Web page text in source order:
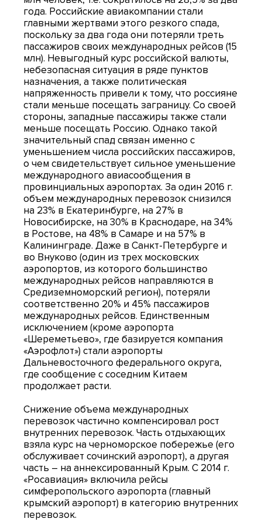
года. Российские авиакомпании стали
главными жертвами этого резкого спада,
поскольку за два года они потеряли треть
пассажиров своих международных рейсов (15
млн). Невыгодный курс российской валюты,
небезопасная ситуация в ряде пунктов
назначения, а также политическая
напряженность привели к тому, что россияне
стали меньше посещать заграницу. Со своей
стороны, западные пассажиры также стали
меньше посещать Россию. Однако такой
значительный спад связан именно с
уменьшением числа российских пассажиров,
о чем свидетельствует сильное уменьшение
международного авиасообщения в
провинциальных аэропортах. За один 2016 г.
объем международных перевозок снизился
на 23% в Екатеринбурге, на 27% в
Новосибирске, на 30% в Краснодаре, на 34%
в Ростове, на 48% в Самаре и на 57% в
Калининграде. Даже в Санкт-Петербурге и
во Внуково (один из трех московских
аэропортов, из которого большинство
международных рейсов направляются в
Средиземноморский регион), потеряли
соответственно 20% и 45% пассажиров
международных рейсов. Единственным
исключением (кроме аэропорта
«Шереметьево», где базируется компания
«Аэрофлот») стали аэропорты
Дальневосточного федерального округа,
где сообщение с соседним Китаем
продолжает расти.
Снижение объема международных
перевозок частично компенсировал рост
внутренних перевозок. Часть отдыхающих
взяла курс на черноморское побережье (его
обслуживает сочинский аэропорт), а другая
часть – на аннексированный Крым. С 2014 г.
«Росавиация» включила рейсы
симферопольского аэропорта (главный
крымский аэропорт) в категорию внутренних
перевозок.